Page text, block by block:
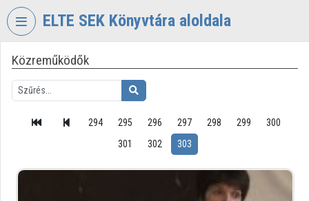
Fejléc kihagyása
ELTE SEK Könyvtára aloldala
VIDEOTORIUM
ELTE
LEVÉLTÁR
Közreműködők
294 295 296 297 298 299
300
301
302 303